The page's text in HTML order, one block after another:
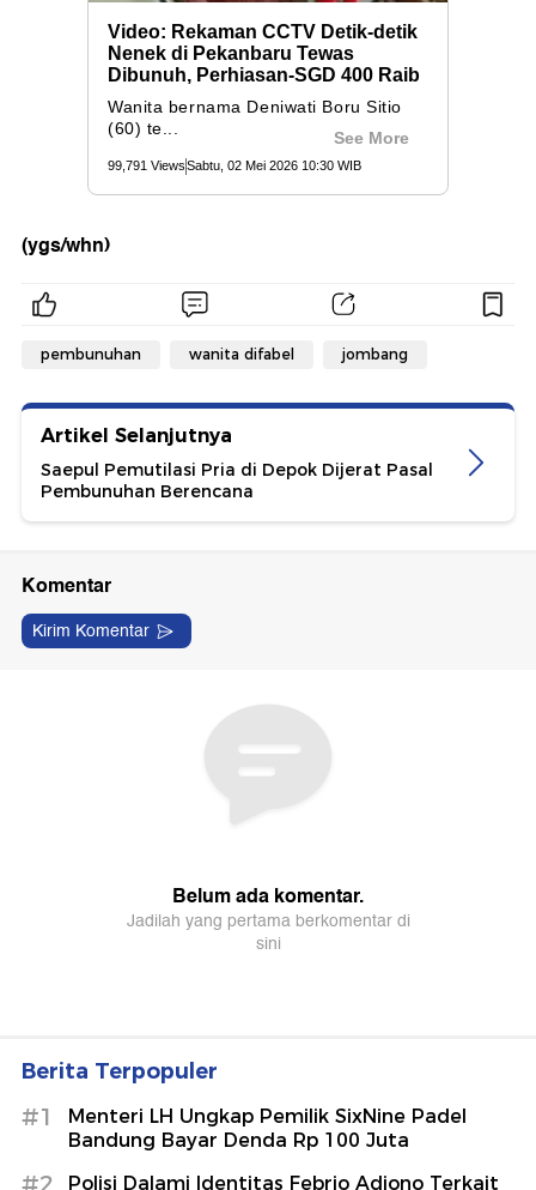
(ygs/whn)
pembunuhan wanita difabel jombang
Artikel Selanjutnya
Saepul Pemutilasi Pria di Depok Dijerat Pasal
Pembunuhan Berencana
Berita Terpopuler
#1
Menteri LH Ungkap Pemilik SixNine Padel
Bandung Bayar Denda Rp 100 Juta
#2
Polisi Dalami Identitas Febrio Adiono Terkait